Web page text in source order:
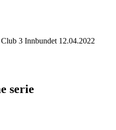
3 Innbundet 12.04.2022
serie